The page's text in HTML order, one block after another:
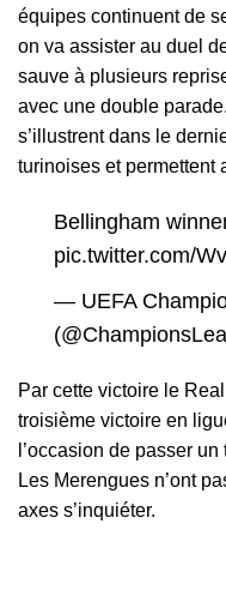
équipes continuent de
on va assister au duel
sauve à plusieurs
avec une double
s’illustrent dans le
turinoises et permettent
Bellingham
pic.twitter.com/
— UEFA
Par cette victoire le
troisième victoire en
l’occasion de passer
Les Merengues n’ont
axes s’inquiéter.